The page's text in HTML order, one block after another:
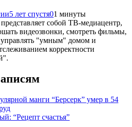
5 лет спустя01 минуты
собой ТВ-медиацентр,
видеозвонки, смотреть фильмы,
управлять "умным" домом и
корректности
манги “Берсерк” умер в 54
“Рецепт счастья”